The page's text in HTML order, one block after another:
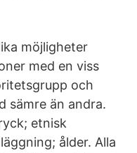
möjligheter
med en viss
och
sämre än andra.
etnisk
ålder. Alla